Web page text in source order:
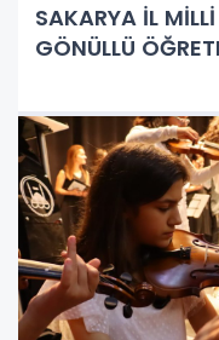
SAKARYA İL
GÖNÜLLÜ